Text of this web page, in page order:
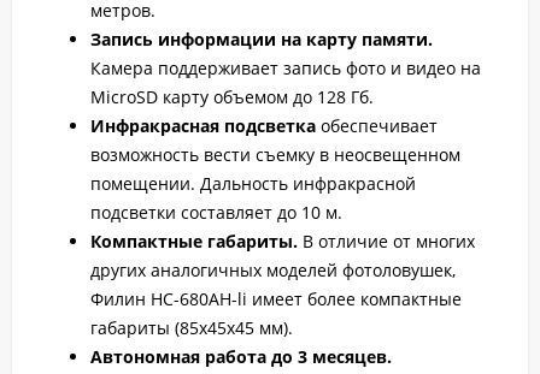
метров.
Запись информации на карту памяти.
Камера поддерживает запись фото и видео на
MicroSD карту объемом до 128 Гб.
Инфракрасная подсветка обеспечивает
возможность вести съемку в неосвещенном
помещении. Дальность инфракрасной
подсветки составляет до 10 м.
Компактные габариты. В отличие от многих
других аналогичных моделей фотоловушек,
Филин HC-680AH-li имеет более компактные
габариты (85х45х45 мм).
Автономная работа до 3 месяцев.